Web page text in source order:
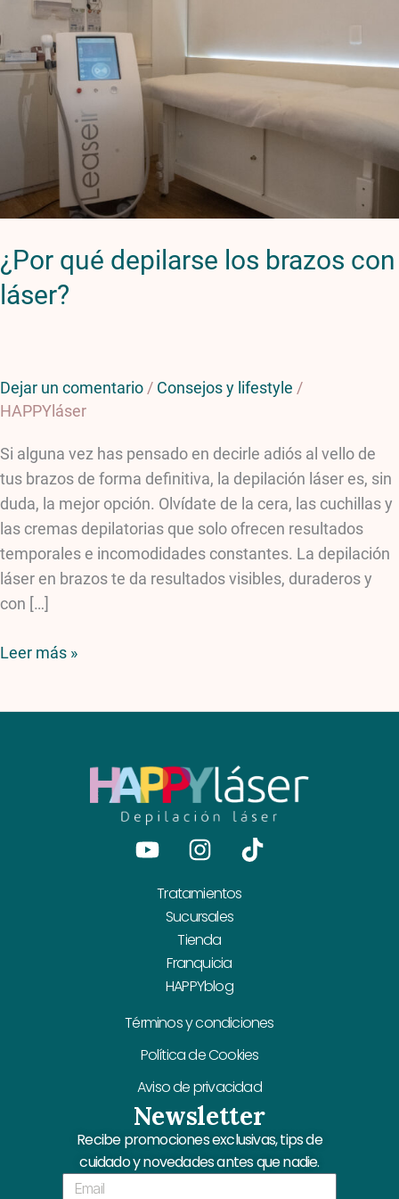
¿Por qué depilarse los brazos con
láser?
Dejar un comentario / Consejos y lifestyle /
HAPPYláser
Si alguna vez has pensado en decirle adiós al vello de
tus brazos de forma definitiva, la depilación láser es, sin
duda, la mejor opción. Olvídate de la cera, las cuchillas y
las cremas depilatorias que solo ofrecen resultados
temporales e incomodidades constantes. La depilación
láser en brazos te da resultados visibles, duraderos y
con […]
láser?
Leer más »
YoutubeInstagram
Tiktok
Tratamientos
Sucursales
Tienda
Franquicia
HAPPYblog
Términos y condiciones
Política de Cookies
Aviso de privacidad
Newsletter
Recibe promociones exclusivas, tips de
cuidado y novedades antes que nadie.
Email